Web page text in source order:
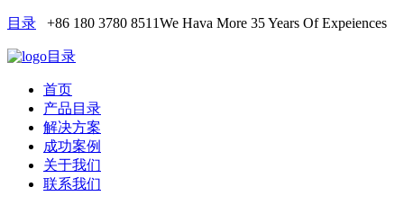
目录 +86 180 3780 8511We Hava More 35 Years Of Expeiences
目录
首页
产品目录
解决方案
成功案例
关于我们
联系我们